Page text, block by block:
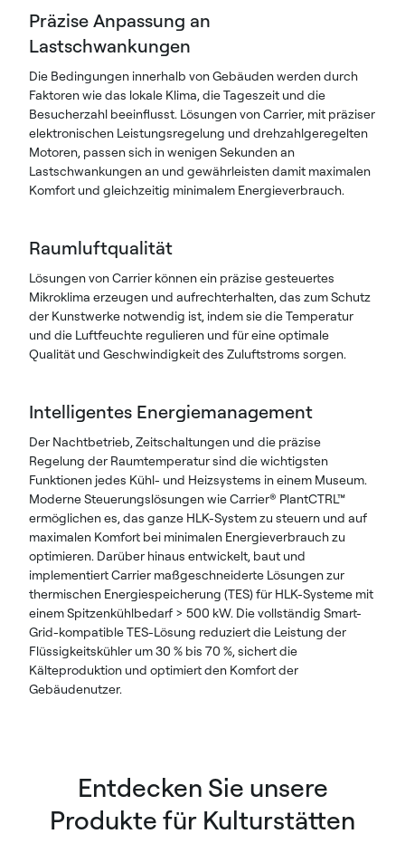
Präzise Anpassung an
Lastschwankungen
Die Bedingungen innerhalb von Gebäuden werden durch
Faktoren wie das lokale Klima, die Tageszeit und die
Besucherzahl beeinflusst. Lösungen von Carrier, mit präziser
elektronischen Leistungsregelung und drehzahlgeregelten
Motoren, passen sich in wenigen Sekunden an
Lastschwankungen an und gewährleisten damit maximalen
Komfort und gleichzeitig minimalem Energieverbrauch.
Raumluftqualität
Lösungen von Carrier können ein präzise gesteuertes
Mikroklima erzeugen und aufrechterhalten, das zum Schutz
der Kunstwerke notwendig ist, indem sie die Temperatur
und die Luftfeuchte regulieren und für eine optimale
Qualität und Geschwindigkeit des Zuluftstroms sorgen.
Intelligentes Energiemanagement
Der Nachtbetrieb, Zeitschaltungen und die präzise
Regelung der Raumtemperatur sind die wichtigsten
Funktionen jedes Kühl- und Heizsystems in einem Museum.
Moderne Steuerungslösungen wie Carrier® PlantCTRL™
ermöglichen es, das ganze HLK-System zu steuern und auf
maximalen Komfort bei minimalen Energieverbrauch zu
optimieren. Darüber hinaus entwickelt, baut und
implementiert Carrier maßgeschneiderte Lösungen zur
thermischen Energiespeicherung (TES) für HLK-Systeme mit
einem Spitzenkühlbedarf > 500 kW. Die vollständig Smart-
Grid-kompatible TES-Lösung reduziert die Leistung der
Flüssigkeitskühler um 30 % bis 70 %, sichert die
Kälteproduktion und optimiert den Komfort der
Gebäudenutzer.
Entdecken Sie unsere
Produkte für Kulturstätten